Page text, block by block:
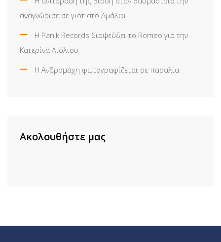
αναγνώρισε σε γιοτ στο Αμάλφι
Η Panik Records διαψεύδει το Romeo για την
Κατερίνα Λιόλιου
Η Ανδρομάχη φωτογραφίζεται σε παραλία
Ακολουθήστε μας